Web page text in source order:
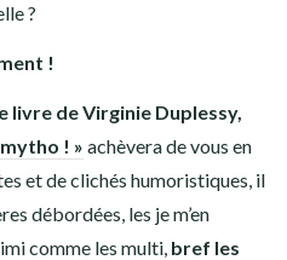
?
!
livre de Virginie Duplessy,
! » achèvera de vous en
et de clichés humoristiques, il
débordées, les je m’en
comme les multi, bref les